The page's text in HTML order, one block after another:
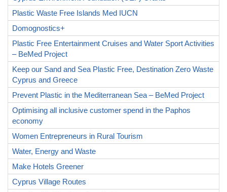
Plastic Waste Free Islands Med IUCN
Domognostics+
Plastic Free Entertainment Cruises and Water Sport Activities
– BeMed Project
Keep our Sand and Sea Plastic Free, Destination Zero Waste
Cyprus and Greece
Prevent Plastic in the Mediterranean Sea – BeMed Project
Optimising all inclusive customer spend in the Paphos
economy
Women Entrepreneurs in Rural Tourism
Water, Energy and Waste
Make Hotels Greener
Cyprus Village Routes